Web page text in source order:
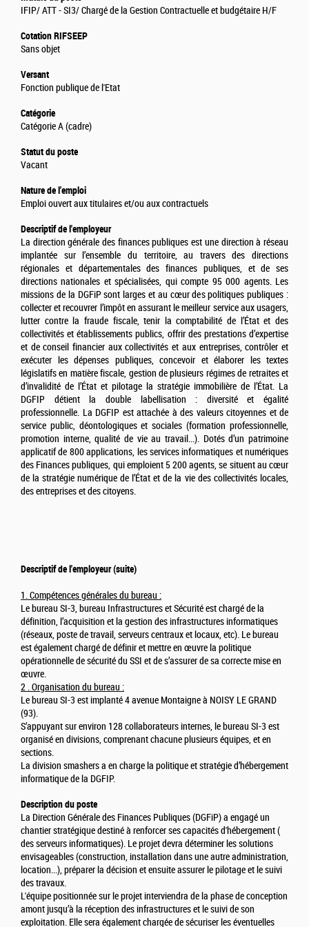
IFIP/ ATT - SI3/ Chargé de la Gestion Contractuelle et budgétaire H/F
Cotation RIFSEEP
Sans objet
Versant
Fonction publique de l'Etat
Catégorie
Catégorie A (cadre)
Statut du poste
Vacant
Nature de l'emploi
Emploi ouvert aux titulaires et/ou aux contractuels
Descriptif de l'employeur
La direction générale des finances publiques est une direction à réseau
implantée sur l’ensemble du territoire, au travers des directions
régionales et départementales des finances publiques, et de ses
directions nationales et spécialisées, qui compte 95 000 agents. Les
missions de la DGFiP sont larges et au cœur des politiques publiques :
collecter et recouvrer l’impôt en assurant le meilleur service aux usagers,
lutter contre la fraude fiscale, tenir la comptabilité de l’État et des
collectivités et établissements publics, offrir des prestations d’expertise
et de conseil financier aux collectivités et aux entreprises, contrôler et
exécuter les dépenses publiques, concevoir et élaborer les textes
législatifs en matière fiscale, gestion de plusieurs régimes de retraites et
d’invalidité de l’État et pilotage la stratégie immobilière de l’État. La
DGFIP détient la double labellisation : diversité et égalité
professionnelle. La DGFIP est attachée à des valeurs citoyennes et de
service public, déontologiques et sociales (formation professionnelle,
promotion interne, qualité de vie au travail...). Dotés d’un patrimoine
applicatif de 800 applications, les services informatiques et numériques
des Finances publiques, qui emploient 5 200 agents, se situent au cœur
de la stratégie numérique de l’État et de la vie des collectivités locales,
des entreprises et des citoyens.
Descriptif de l'employeur (suite)
1. Compétences générales du bureau :
Le bureau SI-3, bureau Infrastructures et Sécurité est chargé de la
définition, l’acquisition et la gestion des infrastructures informatiques
(réseaux, poste de travail, serveurs centraux et locaux, etc). Le bureau
est également chargé de définir et mettre en œuvre la politique
opérationnelle de sécurité du SSI et de s’assurer de sa correcte mise en
œuvre.
2 . Organisation du bureau :
Le bureau SI-3 est implanté 4 avenue Montaigne à NOISY LE GRAND
(93).
S’appuyant sur environ 128 collaborateurs internes, le bureau SI-3 est
organisé en divisions, comprenant chacune plusieurs équipes, et en
sections.
La division smashers a en charge la politique et stratégie d’hébergement
informatique de la DGFIP.
Description du poste
La Direction Générale des Finances Publiques (DGFiP) a engagé un
chantier stratégique destiné à renforcer ses capacités d'hébergement (
des serveurs informatiques). Le projet devra déterminer les solutions
envisageables (construction, installation dans une autre administration,
location...), préparer la décision et ensuite assurer le pilotage et le suivi
des travaux.
L'équipe positionnée sur le projet interviendra de la phase de conception
amont jusqu’à la réception des infrastructures et le suivi de son
exploitation. Elle sera également chargée de sécuriser les éventuelles